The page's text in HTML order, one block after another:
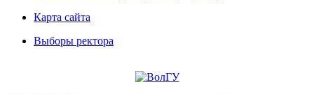
Карта сайта
Выборы ректора